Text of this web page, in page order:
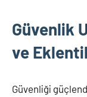
Güvenlik
ve
Güvenliği